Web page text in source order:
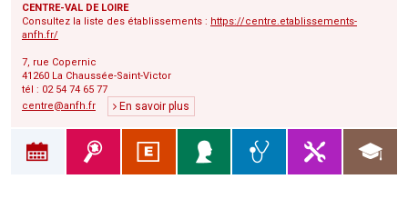
CENTRE-VAL DE LOIRE
Consultez la liste des établissements : https://centre.etablissements-
anfh.fr/
7, rue Copernic
41260 La Chaussée-Saint-Victor
tél : 02 54 74 65 77
centre@anfh.fr
En savoir plus